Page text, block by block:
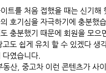
트를 처음 접했을 때는 신기해
호기심을 자극하기에 충분했
충분했기 때문에 회원을 모으
고도 쉽게 유치 할 수 있겠다 생
였습니다.
동산, 중고차 이런 콘텐츠가 사